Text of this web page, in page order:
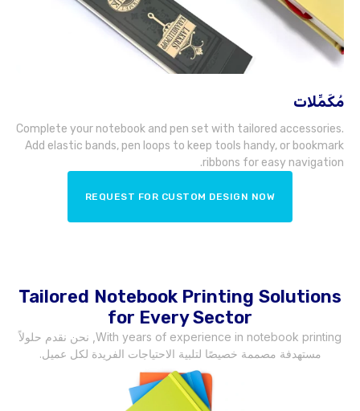
مُكَمِّلات
Complete your notebook and pen set with tailored accessories
Add elastic bands ,pen loops to keep tools handy ,or bookmark
ribbons for easy navigation
.
REQUEST FOR CUSTOM DESIGN NOW
Tailored Notebook Printing Solutions
for Every Sector
With years of experience in notebook printing, نحن نقدم حلولاً
مستهدفة مصممة خصيصًا لتلبية الاحتياجات الفريدة لكل عميل.